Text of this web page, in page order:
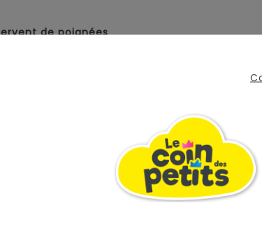
de poignées
curiosité tout en s’amusant dans un
VOUS AIMEREZ